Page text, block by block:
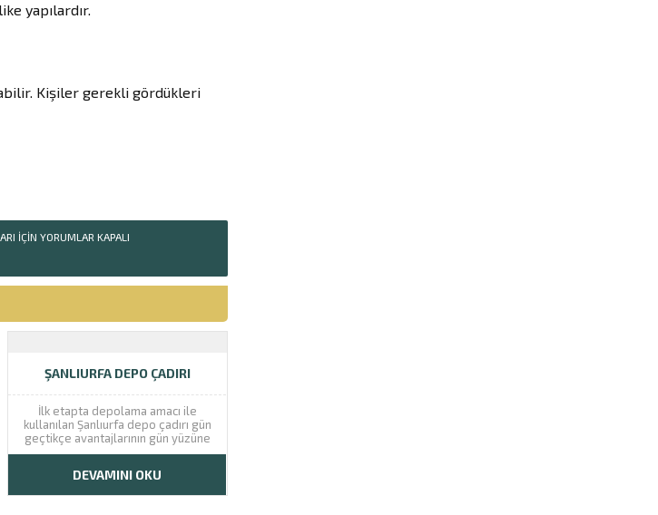
yapılardır.
Kişiler gerekli gördükleri
IÇIN YORUMLAR KAPALI
ŞANLIURFA DEPO ÇADIRI
İlk etapta depolama amacı ile
kullanılan Şanlıurfa depo çadırı gün
geçtikçe avantajlarının gün yüzüne
çıkması ile birçok farklı sektörde
kullanılmaya başlanmıştır. İnşaat
sektörü gibi konar göçer
DEVAMINI OKU